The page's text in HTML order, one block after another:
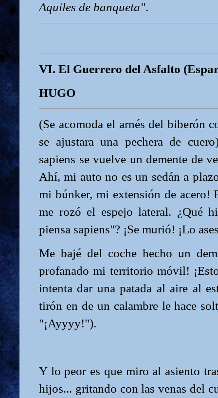
Aquiles de banqueta".
VI. El Guerrero del Asfalto
HUGO
(Se acomoda el arnés del biberón
se ajustara una pechera de
sapiens se vuelve un demente de
Ahí, mi auto no es un sedán a
mi búnker, mi extensión de
me rozó el espejo lateral. ¿Qué
piensa sapiens"? ¡Se murió! ¡Lo
Me bajé del coche hecho un
profanado mi territorio móvil!
intenta dar una patada al aire al
tirón en de un calambre le hace
"¡Ayyyy!").
Y lo peor es que miro al asiento
hijos... gritando con las venas del